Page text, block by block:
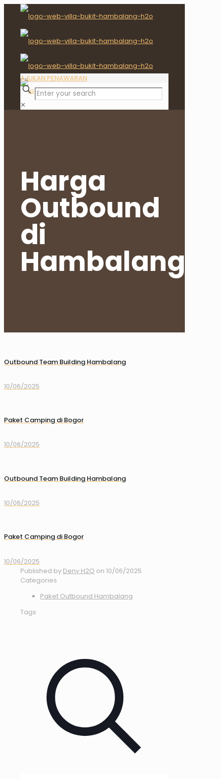
AJUKAN PENAWARAN
✕
Harga
Outbound
di
Hambalang
Outbound Team Building Hambalang
10/06/2025
Paket Camping di Bogor
10/06/2025
Outbound Team Building Hambalang
10/06/2025
Paket Camping di Bogor
10/06/2025
Published by Deny H2O on 10/06/2025
Categories
Paket Outbound Hambalang
Tags